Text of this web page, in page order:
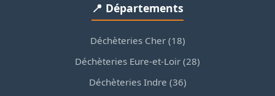
📍 Départements
Déchèteries Cher (18)
Déchèteries Eure-et-Loir (28)
Déchèteries Indre (36)